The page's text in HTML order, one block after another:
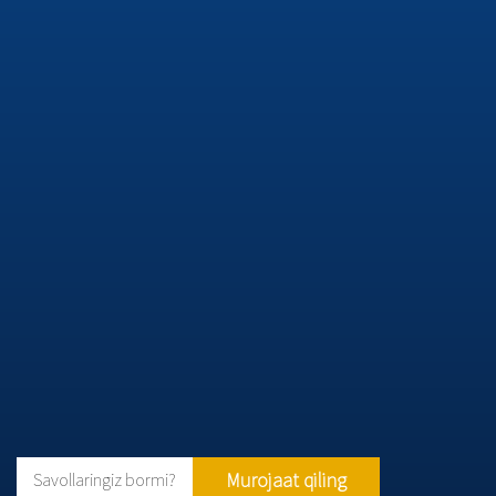
Savollaringiz bormi? Murojaat qiling